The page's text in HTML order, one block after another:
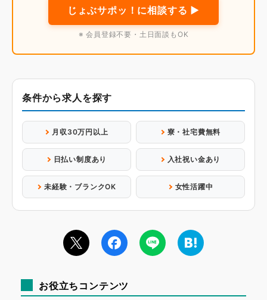
じょぶサポッ！に相談する ▶
※ 会員登録不要・土日面談もOK
条件から求人を探す
月収30万円以上 寮・社宅費無料
日払い制度あり 入社祝い金あり
未経験・ブランクOK 女性活躍中
お役立ちコンテンツ